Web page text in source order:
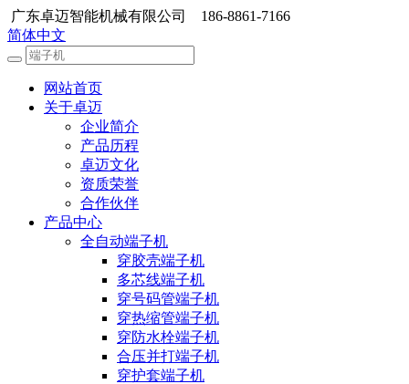
广东卓迈智能机械有限公司 186-8861-7166
简体中文
网站首页
关于卓迈
企业简介
产品历程
卓迈文化
资质荣誉
合作伙伴
产品中心
全自动端子机
穿胶壳端子机
多芯线端子机
穿号码管端子机
穿热缩管端子机
穿防水栓端子机
合压并打端子机
穿护套端子机